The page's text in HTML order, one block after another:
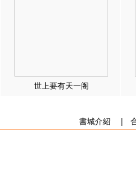
世上要有天一阁
書城介紹